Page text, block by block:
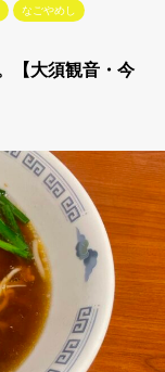
なごやめし
【大須観音・今